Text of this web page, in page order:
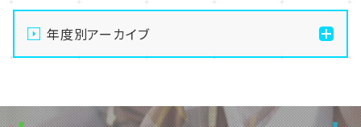
【なんば】キラリと輝く宝物✨「光るハーバリウム」作り
に挑戦しました！
【なんば】校舎紹介の「自習室編」✨
温かいお出迎えで素敵な1日に🌷
年度別アーカイブ
2025